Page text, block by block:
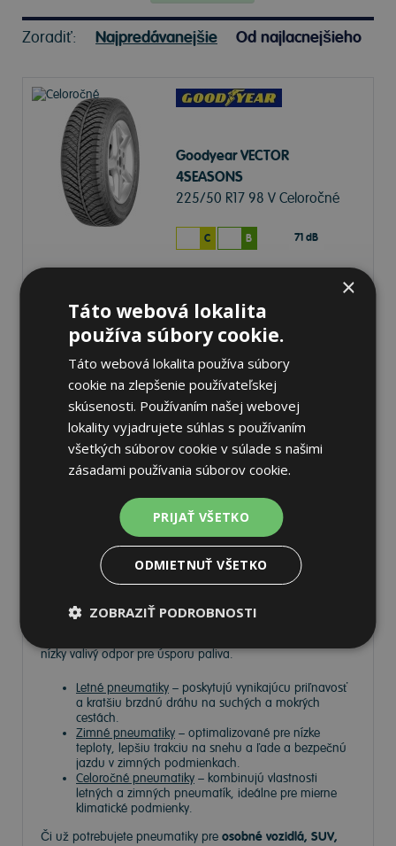
Zoradiť: Najpredávanejšie Od najlacnejšieho
Goodyear VECTOR
4SEASONS
225/50 R17 98 V Celoročné
C B 71 dB
Sledovať naskladnenie
142,77 €
Pneumatiky
Vyberte si kvalitnépneumatikypre bezpečnú, komfortnú a
úspornú jazdu. NaTire.sknájdete široký výber pneumatík
pre rôzne typy vozidiel a jazdných podmienok.
prémiové značky, akoContinental,Barum
Semperit, ako aj ďalších výrobcov: Goodyear
Pirelli,DunlopaNokian.
V ponuke mámezimné, letné a celoročné pneumatiky
nízky valivý odpor pre úsporu paliva.
Letné pneumatiky – poskytujú vynikajúcu priľnavosť
a kratšiu brzdnú dráhu na suchých a mokrých
cestách.
Zimné pneumatiky – optimalizované pre nízke
teploty, lepšiu trakciu na snehu a ľade a bezpečnú
jazdu v zimných podmienkach.
Celoročné pneumatiky – kombinujú vlastnosti
letných a zimných pneumatík, ideálne pre mierne
klimatické podmienky.
Či už potrebujete pneumatiky pre osobné vozidlá, SUV,
×
Táto webová lokalita
používa súbory cookie.
Táto webová lokalita používa súbory
cookie na zlepšenie používateľskej
skúsenosti. Používaním našej webovej
lokality vyjadrujete súhlas s používaním
všetkých súborov cookie v súlade s našimi
zásadami používania súborov cookie.
PRIJAŤ VŠETKO
ODMIETNUŤ VŠETKO
ZOBRAZIŤ PODROBNOSTI